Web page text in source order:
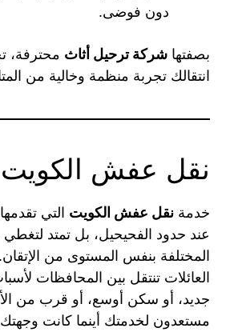
دون فوضى.
بصفتها شركة ترحيل أثاث محترفة،
انتقالك تجربة منظمة وخالية من
نقل عفش الكويت
خدمة نقل عفش الكويت التي
عند حدود الفحيحيل، بل تمتد
المختلفة بنفس المستوى من
العائلات تنتقل بين المحافظات
جديد، أو سكن أوسع، أو قرب من
مستعدون لخدمتك أينما كانت وجهتك